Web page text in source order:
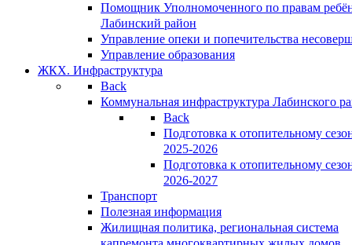
Помощник Уполномоченного по правам
Лабинский район
Управление опеки и попечительства
Управление образования
ЖКХ. Инфраструктура
Back
Коммунальная инфраструктура Лабинского
Back
Подготовка к отопительному
2025-2026
Подготовка к отопительному
2026-2027
Транспорт
Полезная информация
Жилищная политика, региональная система